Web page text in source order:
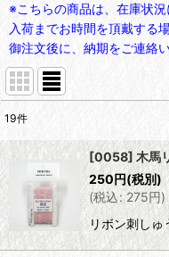
※こちらの商品は、在庫状況
入荷までお時間を頂戴する
御注文後に、納期をご連絡い
並び順 :
19件
[0058] 木馬
250円(税別)
(税込: 275円)
リボン刺し